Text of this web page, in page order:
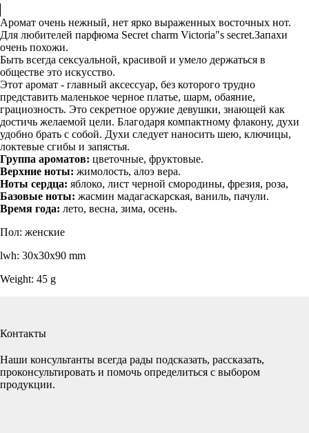
Аромат очень нежный, нет ярко выраженных восточных нот.
Для любителей парфюма Secret charm Victoria"s secret.Запахи
очень похожи.
Быть всегда сексуальной, красивой и умело держаться в
обществе это искусство.
Этот аромат - главный аксессуар, без которого трудно
представить маленькое черное платье, шарм, обаяние,
грациозность. Это секретное оружие девушки, знающей как
достичь желаемой цели. Благодаря компактному флакону, духи
удобно брать с собой. Духи следует наносить шею, ключицы,
локтевые сгибы и запястья.
Группа ароматов: цветочные, фруктовые.
Верхние ноты: жимолость, алоэ вера.
Ноты сердца: яблоко, лист черной смородины, фрезия, роза,
Базовые ноты: жасмин мадагаскарская, ваниль, пачули.
Время года: лето, весна, зима, осень.
Пол: женские
lwh: 30x30x90 mm
Weight: 45 g
Контакты
Наши консультанты всегда рады подсказать, рассказать,
проконсультировать и помочь определиться с выбором
продукции.